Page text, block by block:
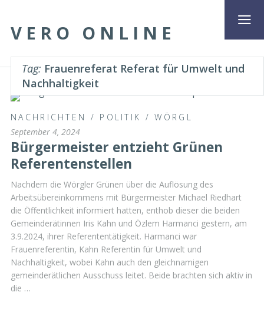
VERO ONLINE
Tag: Frauenreferat Referat für Umwelt und
Nachhaltigkeit
NACHRICHTEN / POLITIK /WÖRGL
September 4, 2024
Bürgermeister entzieht Grünen
Referentenstellen
Nachdem die Wörgler Grünen über die Auflösung des
Arbeitsübereinkommens mit Bürgermeister Michael Riedhart
die Öffentlichkeit informiert hatten, enthob dieser die beiden
Gemeinderätinnen Iris Kahn und Özlem Harmanci gestern, am
3.9.2024, ihrer Referententätigkeit. Harmanci war
Frauenreferentin, Kahn Referentin für Umwelt und
Nachhaltigkeit, wobei Kahn auch den gleichnamigen
gemeinderätlichen Ausschuss leitet. Beide brachten sich aktiv in
die …